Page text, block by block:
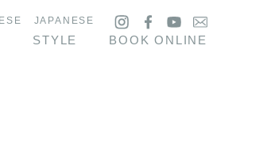
JAPANESE
STYLE BOOK ONLINE